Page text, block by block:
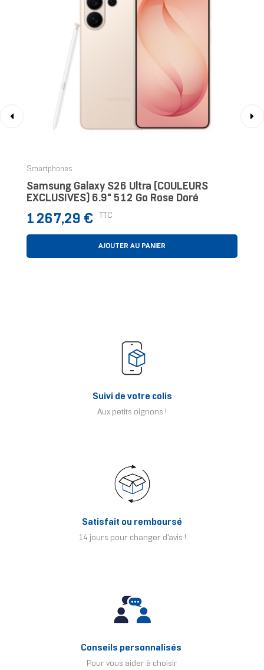
Smartphones
Samsung Galaxy S26 Ultra (COULEURS
EXCLUSIVES) 6.9" 512 Go Rose Doré
Prix
1 267,29 € TTC
AJOUTER AU PANIER
Suivi de votre colis
Aux petits oignons !
Satisfait ou remboursé
14 jours pour changer d'avis !
Conseils personnalisés
Pour vous aider à choisir